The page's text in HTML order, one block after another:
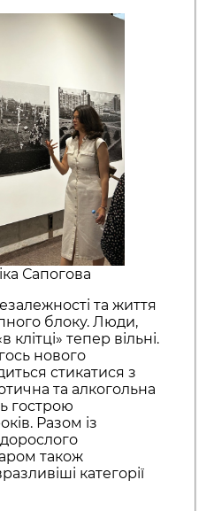
Сапогова
та життя
блоку. Люди,
тепер вільні.
нового
стикатися з
та алкогольна
гострою
Разом із
також
категорії